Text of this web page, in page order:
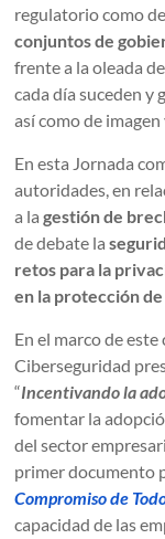
regulatorio como
conjuntos de
frente a la oleada
cada día suceden y
así como de
En esta Jornada
autoridades, en
a lagestión de
de debate la
retos para la
en la protección
En el marco de
Ciberseguridad
“Incentivando la
fomentar la
del sector
primer documento
Compromiso de
capacidad de las